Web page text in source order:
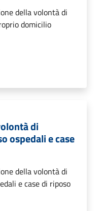
della volontà di
domicilio
di
ospedali e case
della volontà di
e case di riposo